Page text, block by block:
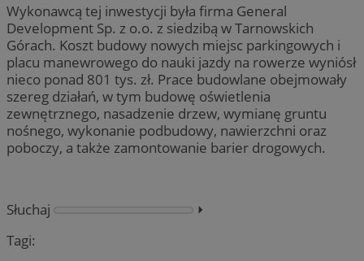
Wykonawcą tej inwestycji była firma General
Development Sp. z o.o. z siedzibą w Tarnowskich
Górach. Koszt budowy nowych miejsc parkingowych i
placu manewrowego do nauki jazdy na rowerze wyniósł
nieco ponad 801 tys. zł. Prace budowlane obejmowały
szereg działań, w tym budowę oświetlenia
zewnętrznego, nasadzenie drzew, wymianę gruntu
nośnego, wykonanie podbudowy, nawierzchni oraz
poboczy, a także zamontowanie barier drogowych.
Słuchaj
⏵︎
Tagi: